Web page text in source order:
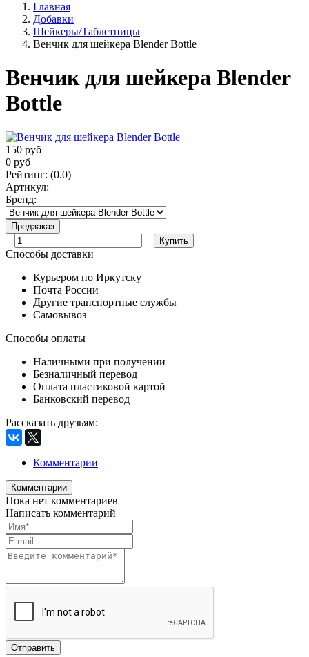
Главная
Добавки
Шейкеры/Таблетницы
Венчик для шейкера Blender Bottle
Венчик для шейкера Blender
Bottle
150 руб
0 руб
Рейтинг: (0.0)
Артикул:
Бренд:
Предзаказ
− + Купить
Способы доставки
Курьером по Иркутску
Почта России
Другие транспортные службы
Самовывоз
Способы оплаты
Наличными при получении
Безналичный перевод
Оплата пластиковой картой
Банковский перевод
Рассказать друзьям:
Комментарии
Комментарии
Пока нет комментариев
Написать комментарий